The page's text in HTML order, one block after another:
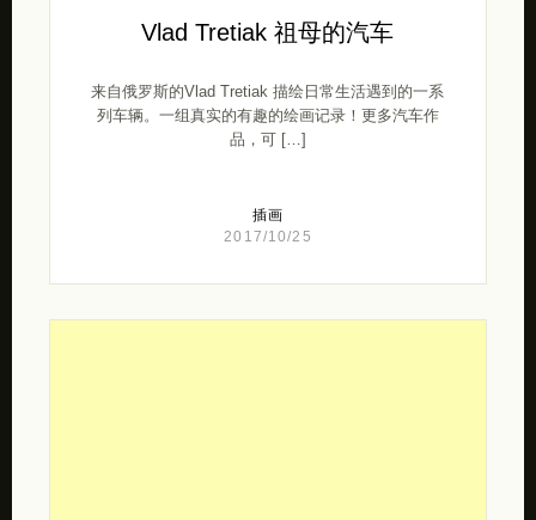
Vlad Tretiak 祖母的汽车
来自俄罗斯的Vlad Tretiak 描绘日常生活遇到的一系
列车辆。一组真实的有趣的绘画记录！更多汽车作
品，可 […]
插画
2017/10/25